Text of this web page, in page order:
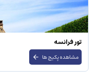
تور ایتالیا
مشاهده پکیج ها